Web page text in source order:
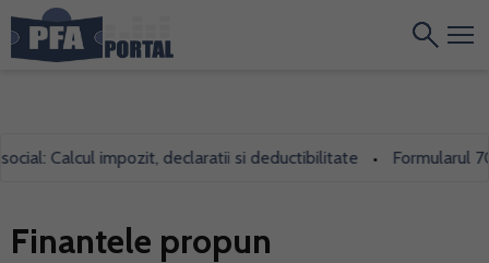
Calcul impozit, declaratii si deductibilitate • Formularul
Finantele propun